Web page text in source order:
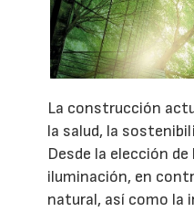
La construcción
la salud, la
Desde la elección
iluminación, en
natural, así como la